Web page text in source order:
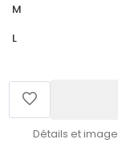
M
L
Détails et